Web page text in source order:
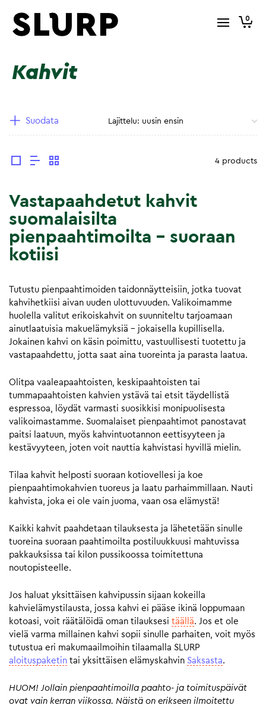
0
Kahvit
Suodata
4 products
Vastapaahdetut kahvit
suomalaisilta
pienpaahtimoilta – suoraan
kotiisi
Tutustu pienpaahtimoiden taidonnäytteisiin, jotka tuovat
kahvihetkiisi aivan uuden ulottuvuuden. Valikoimamme
huolella valitut erikoiskahvit on suunniteltu tarjoamaan
ainutlaatuisia makuelämyksiä – jokaisella kupillisella.
Jokainen kahvi on käsin poimittu, vastuullisesti tuotettu ja
vastapaahdettu, jotta saat aina tuoreinta ja parasta laatua.
Olitpa vaaleapaahtoisten, keskipaahtoisten tai
tummapaahtoisten kahvien ystävä tai etsit täydellistä
espressoa, löydät varmasti suosikkisi monipuolisesta
valikoimastamme. Suomalaiset pienpaahtimot panostavat
paitsi laatuun, myös kahvintuotannon eettisyyteen ja
kestävyyteen, joten voit nauttia kahvistasi hyvillä mielin.
Tilaa kahvit helposti suoraan kotiovellesi ja koe
pienpaahtimokahvien tuoreus ja laatu parhaimmillaan. Nauti
kahvista, joka ei ole vain juoma, vaan osa elämystä!
Kaikki kahvit paahdetaan tilauksesta ja lähetetään sinulle
tuoreina suoraan paahtimoilta postiluukkuusi mahtuvissa
pakkauksissa tai kilon pussikoossa toimitettuna
noutopisteelle.
Jos haluat yksittäisen kahvipussin sijaan kokeilla
kahvielämystilausta, jossa kahvi ei pääse ikinä loppumaan
kotoasi, voit räätälöidä oman tilauksesi täällä. Jos et ole
vielä varma millainen kahvi sopii sinulle parhaiten, voit myös
tutustua eri makumaailmoihin tilaamalla SLURP
aloituspaketin tai yksittäisen elämyskahvin Saksasta.
HUOM! Jollain pienpaahtimoilla paahto- ja toimituspäivät
ovat vain kerran viikossa. Näistä on erikseen ilmoitettu